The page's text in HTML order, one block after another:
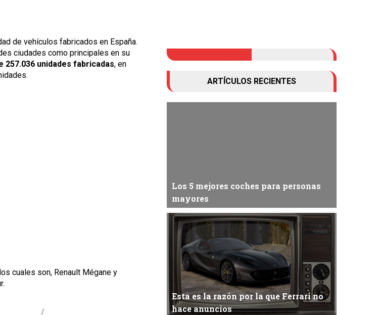
de vehículos fabricados en España.
ciudades como principales en su
257.036 unidades fabricadas, en
cuales son, Renault Mégane y
ARTÍCULOS RECIENTES
Los 5 mejores coches para personas
mayores
Hay muchos factores a considerar al elegir un
coche para una persona mayor, como el tamaño...
Esta es la razón por la que Ferrari no
hace anuncios